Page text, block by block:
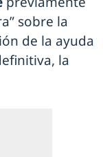
sobre la
de la ayuda
la